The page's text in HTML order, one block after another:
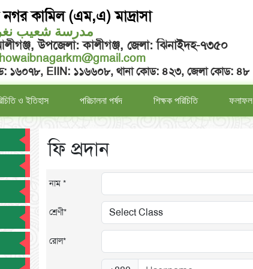
কামিল (এম,এ) মাদ্রাসা
مدرسة شعيب
উপজেলা: কালীগঞ্জ, জেলা: ঝিনাইদহ-৭৩৫০
১৬০৭৮, EIIN: ১১৬৬০৮, থানা কোড: ৪২৩, জেলা কোড: ৪৮
ও ইতিহাস পরিচালনা পর্ষদ শিক্ষক পরিচিতি ফলাফল
ফি প্রদান
নাম *
শ্রেণী*
রোল*